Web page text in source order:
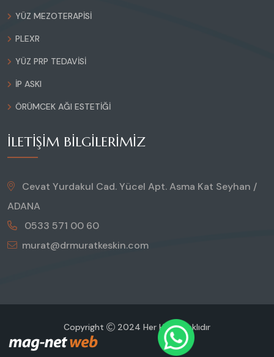
YÜZ MEZOTERAPISI
PLEXR
YÜZ PRP TEDAVISI
İP ASKI
ÖRÜMCEK AĞI ESTETIĞI
İLETIŞIM BILGILERIMIZ
Cevat Yurdakul Cad. Yücel Apt. Asma Kat Seyhan /
ADANA
0533 571 00 60
murat@drmuratkeskin.com
Copyright 2024 Her Hakkı Saklıdır